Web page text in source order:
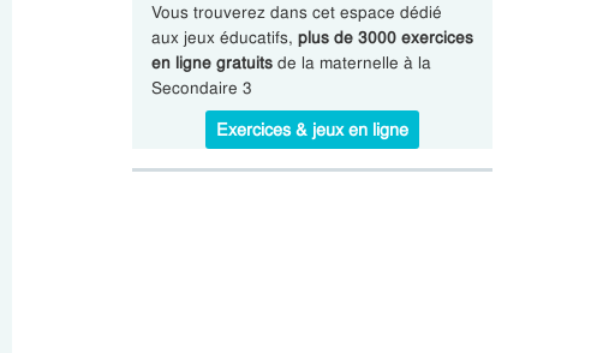
Vous trouverez dans cet espace dédié
aux jeux éducatifs, plus de 3000 exercices
en ligne gratuitsde la maternelle à la
Secondaire 3
Exercices & jeux en ligne